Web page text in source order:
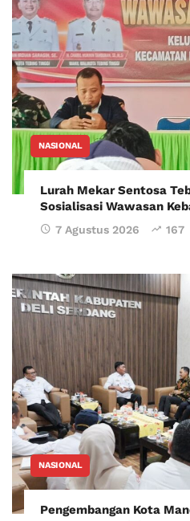
NASIONAL
Lurah Mekar Sentosa
Sosialisasi Wawasan
7 Agustus 2026 167
NASIONAL
Pengembangan Kota